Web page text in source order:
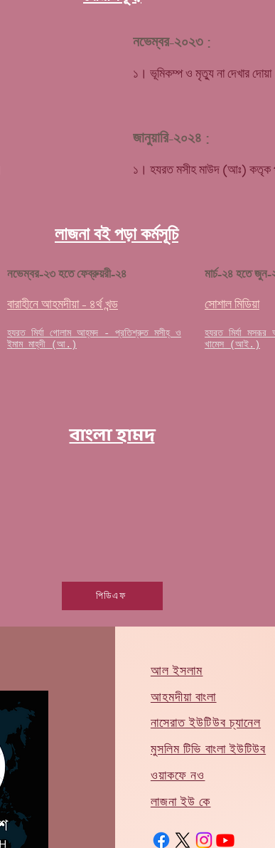
নভেম্বর-২০২৩ :
১। ভূমিকম্প ও মৃত্যু না দেখার
জানুয়ারি-২০২৪ :
১। হযরত মসীহ মাউদ (আঃ) কতৃক
লাজনা বই পড়া কর্মসূচি
নভেম্বর-২৩ হতে ফেব্রুয়রী-২৪
বারাহীনে আহমদীয়া - ৪র্থ খন্ড
হযরত মির্যা গোলাম আহ্‌মদ - প্রতিশ্রুত মসীহ্ ও
ইমাম মাহ্‌দী (আ.)
মার্চ-২৪ হতে জুন-
সোশালমিডিয়া
হযরত মির্যা
খামেস (আই.)
বাংলা হামদ
পিডিএফ
আল ইসলাম
আহমদীয়া বাংলা
নাসেরাত ইউটিউব চ্যানেল
মুসলিম টিভি বাংলা ইউটিউব
ওয়াকফে নও
লাজনা ইউ কে